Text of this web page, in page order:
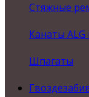
Стяжные
Канаты
Шпагаты